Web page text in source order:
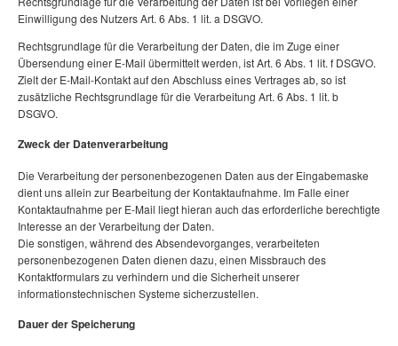
Einwilligung des Nutzers Art. 6 Abs. 1 lit. a DSGVO.
Rechtsgrundlage für die Verarbeitung der Daten, die im Zuge einer
Übersendung einer E-Mail übermittelt werden, ist Art. 6 Abs. 1 lit. f DSGVO.
Zielt der E-Mail-Kontakt auf den Abschluss eines Vertrages ab, so ist
zusätzliche Rechtsgrundlage für die Verarbeitung Art. 6 Abs. 1 lit. b
DSGVO.
Zweck der Datenverarbeitung
Die Verarbeitung der personenbezogenen Daten aus der Eingabemaske
dient uns allein zur Bearbeitung der Kontaktaufnahme. Im Falle einer
Kontaktaufnahme per E-Mail liegt hieran auch das erforderliche berechtigte
Interesse an der Verarbeitung der Daten.
Die sonstigen, während des Absendevorganges, verarbeiteten
personenbezogenen Daten dienen dazu, einen Missbrauch des
Kontaktformulars zu verhindern und die Sicherheit unserer
informationstechnischen Systeme sicherzustellen.
Dauer der Speicherung